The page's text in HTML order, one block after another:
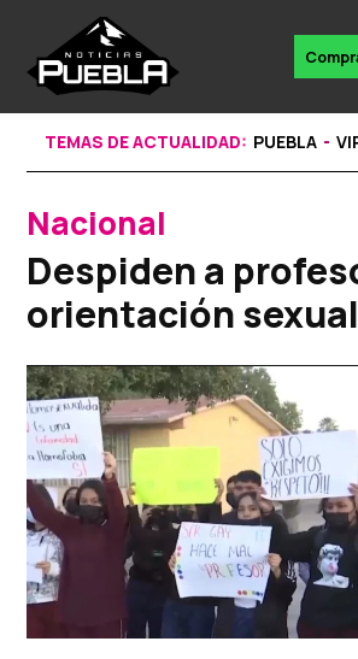
content
noticias
TEMAS DE ACTUALIDAD: PUEBLA
POSTED
IN
Nacional
Despiden a
orientación sexual